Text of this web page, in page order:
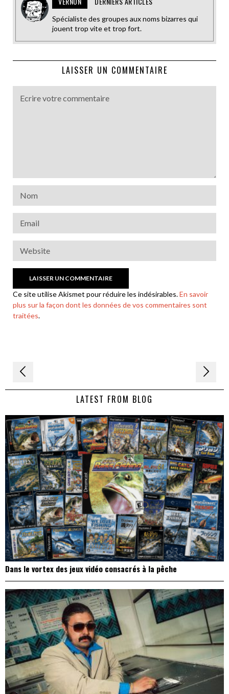
Spécialiste des groupes aux noms bizarres qui
jouent trop vite et trop fort.
LAISSER UN COMMENTAIRE
Ce site utilise Akismet pour réduire les indésirables.En savoir
plus sur la façon dont les données de vos commentaires sont
traitées.
Navigation
de LATEST FROM BLOG
Dans le vortex des jeux vidéo consacrés à la pêche